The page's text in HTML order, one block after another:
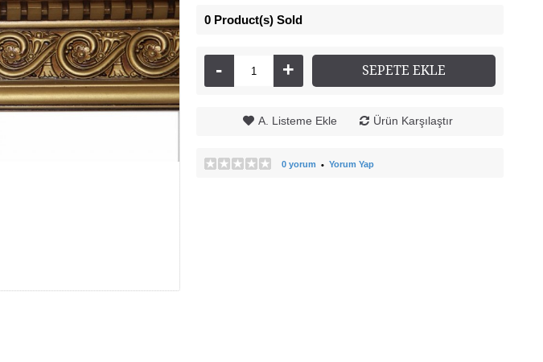
0Product(s) Sold
- + SEPETE EKLE
A. Listeme Ekle Ürün Karşılaştır
0 yorum • Yorum Yap